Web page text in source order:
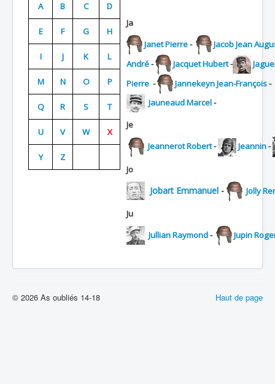
Organisation
Avions
Personnels
Doctrines
Batailles
Les As
Cahiers des As
A B C D
E F G H
I J K L
M N O P
Q R S T
U V W X
Y Z
Ja
Janet Pierre-
Jacob Jean
André- Jacquet Hubert-
Pierre - Jannekeyn Jean-François-
Jauneaud Marcel-
Je
Jeannerot Robert- Jeannin-
Jo
Jobart Emmanuel - Jolly
Ju
Jullian Raymond- Jupin
Haut de page
© 2026 As oubliés 14-18